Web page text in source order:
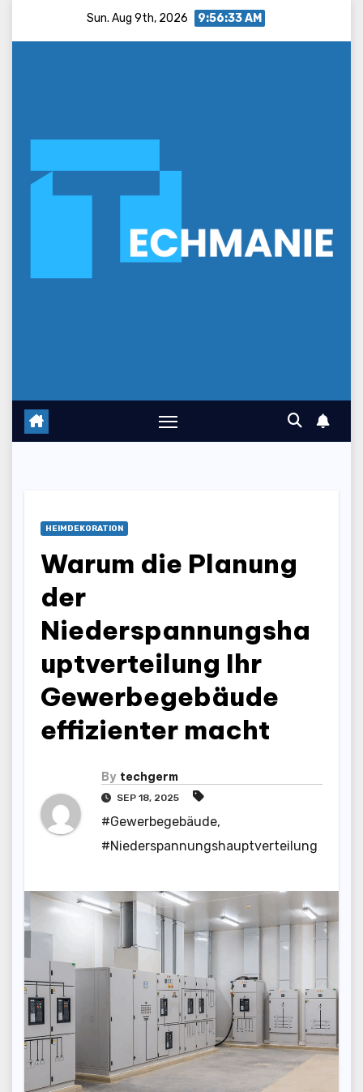
Sun. Aug 9th, 2026 9:56:34 AM
HEIMDEKORATION
Warum die Planung
der
Niederspannungsha
uptverteilung Ihr
Gewerbegebäude
effizienter macht
By techgerm
SEP 18, 2025
#Gewerbegebäude,
#Niederspannungshauptverteilung